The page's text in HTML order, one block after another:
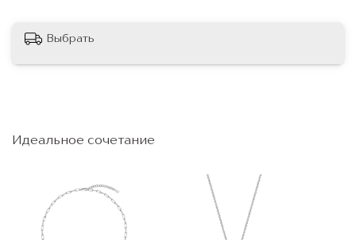
Выбрать
Идеальное сочетание